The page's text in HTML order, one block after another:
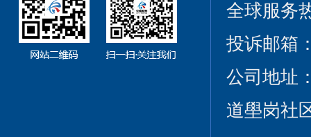
全球服务
投诉邮箱
公司地址
道壆岗社